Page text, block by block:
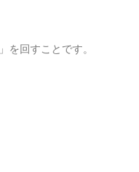
を回すことです。